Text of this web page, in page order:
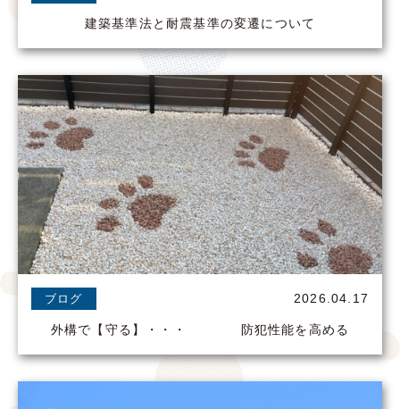
建築基準法と耐震基準の変遷について
ブログ 2026.04.17
外構で【守る】・・・ 防犯性能を高める